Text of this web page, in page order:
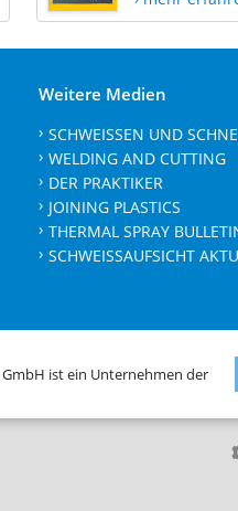
Weitere Medien
SCHWEISSEN UND
WELDING AND CUTTING
DER PRAKTIKER
JOINING PLASTICS
THERMAL SPRAY
SCHWEISSAUFSICHT
GmbH ist ein Unternehmen der